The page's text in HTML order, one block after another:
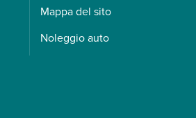
Mappa del sito
Noleggio auto